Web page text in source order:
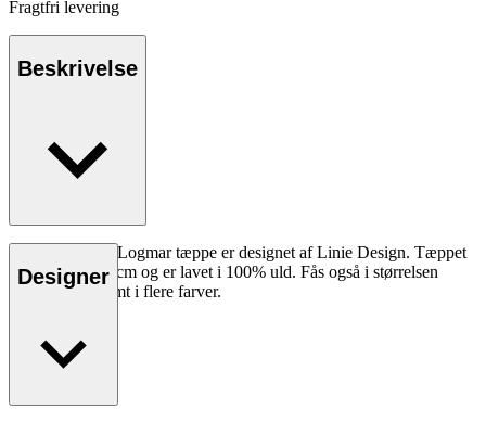
Fragtfri levering
Beskrivelse
Det håndvævet Logmar tæppe er designet af Linie Design. Tæppet
måler 200x300 cm og er lavet i 100% uld. Fås også i størrelsen
140x200 cm samt i flere farver.
Designer